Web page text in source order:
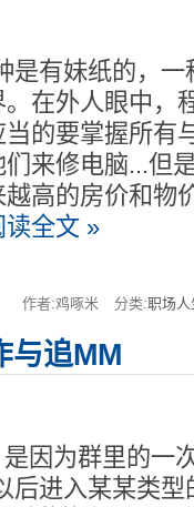
有妹纸的，一
在外人眼中，
的要掌握所有
来修电脑...但
高的房价和物
读全文 »
作者:鸡啄米 分类:职场人
与追MM
为群里的一
后进入某某类